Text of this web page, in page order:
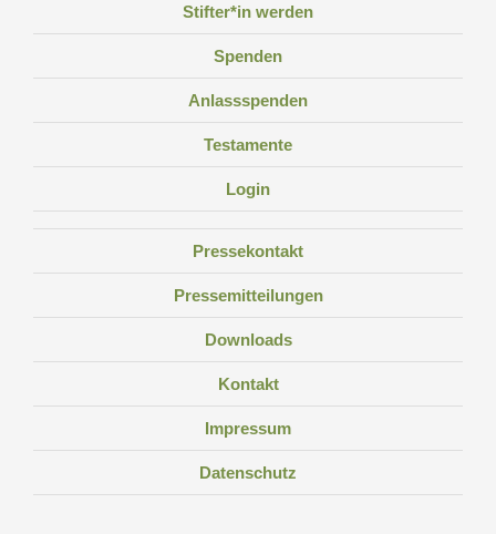
Stifter*in werden
Spenden
Anlassspenden
Testamente
Login
Pressekontakt
Pressemitteilungen
Downloads
Kontakt
Impressum
Datenschutz